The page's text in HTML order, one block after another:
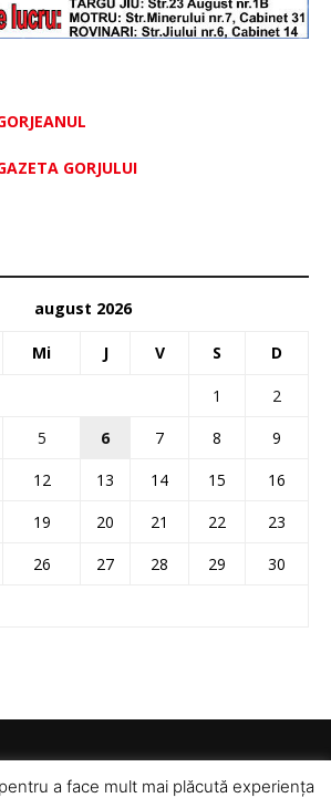
GORJULUI
august 2026
Mi J V S D
1
2
5 6 7 8
9
12 13 14 15
16
19 20 21 22
23
26 27 28 29
30
a face mult mai plăcută experiența